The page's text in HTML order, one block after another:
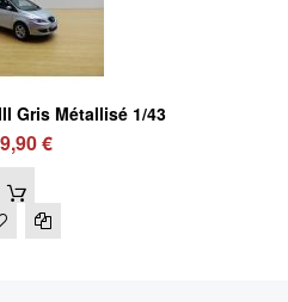
Gris Métallisé 1/43
€